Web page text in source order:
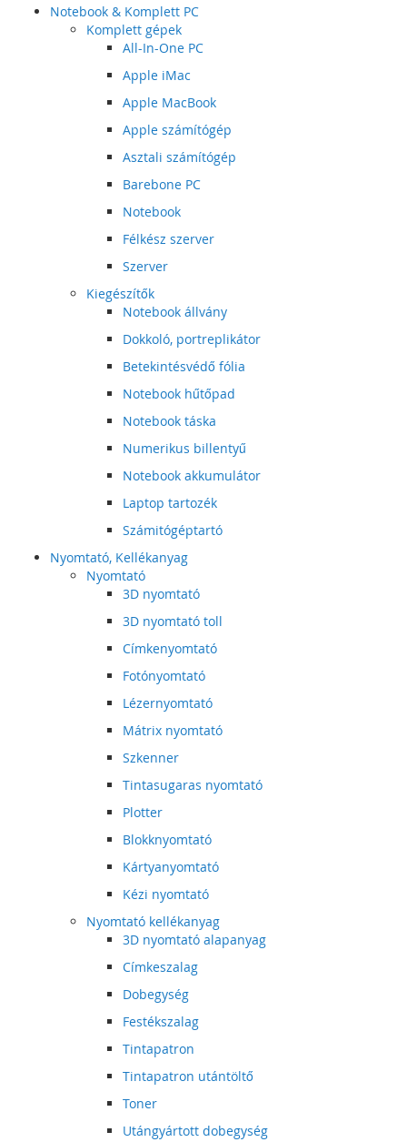
Notebook & Komplett PC
Komplett gépek
All-In-One PC
Apple iMac
Apple MacBook
Apple számítógép
Asztali számítógép
Barebone PC
Notebook
Félkész szerver
Szerver
Kiegészítők
Notebook állvány
Dokkoló, portreplikátor
Betekintésvédő fólia
Notebook hűtőpad
Notebook táska
Numerikus billentyű
Notebook akkumulátor
Laptop tartozék
Számitógéptartó
Nyomtató, Kellékanyag
Nyomtató
3D nyomtató
3D nyomtató toll
Címkenyomtató
Fotónyomtató
Lézernyomtató
Mátrix nyomtató
Szkenner
Tintasugaras nyomtató
Plotter
Blokknyomtató
Kártyanyomtató
Kézi nyomtató
Nyomtató kellékanyag
3D nyomtató alapanyag
Címkeszalag
Dobegység
Festékszalag
Tintapatron
Tintapatron utántöltő
Toner
Utángyártott dobegység